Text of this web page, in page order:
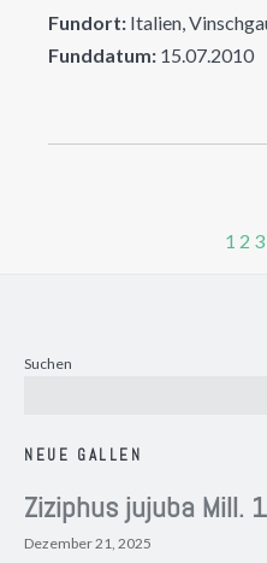
Fundort: Italien,
Funddatum: 15.07.2010
1 2 3
Suchen
NEUE GALLEN
Ziziphus jujuba Mill.
Dezember 21, 2025